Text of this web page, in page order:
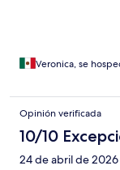
cerveza y para mí
más de una noche!
están los servicios
Veronica, se
Opinión verificada
10/10
24 de abril de 2026